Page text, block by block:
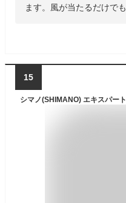
ます。風が当たるだけで
15
シマノ(SHIMANO) エキスパー